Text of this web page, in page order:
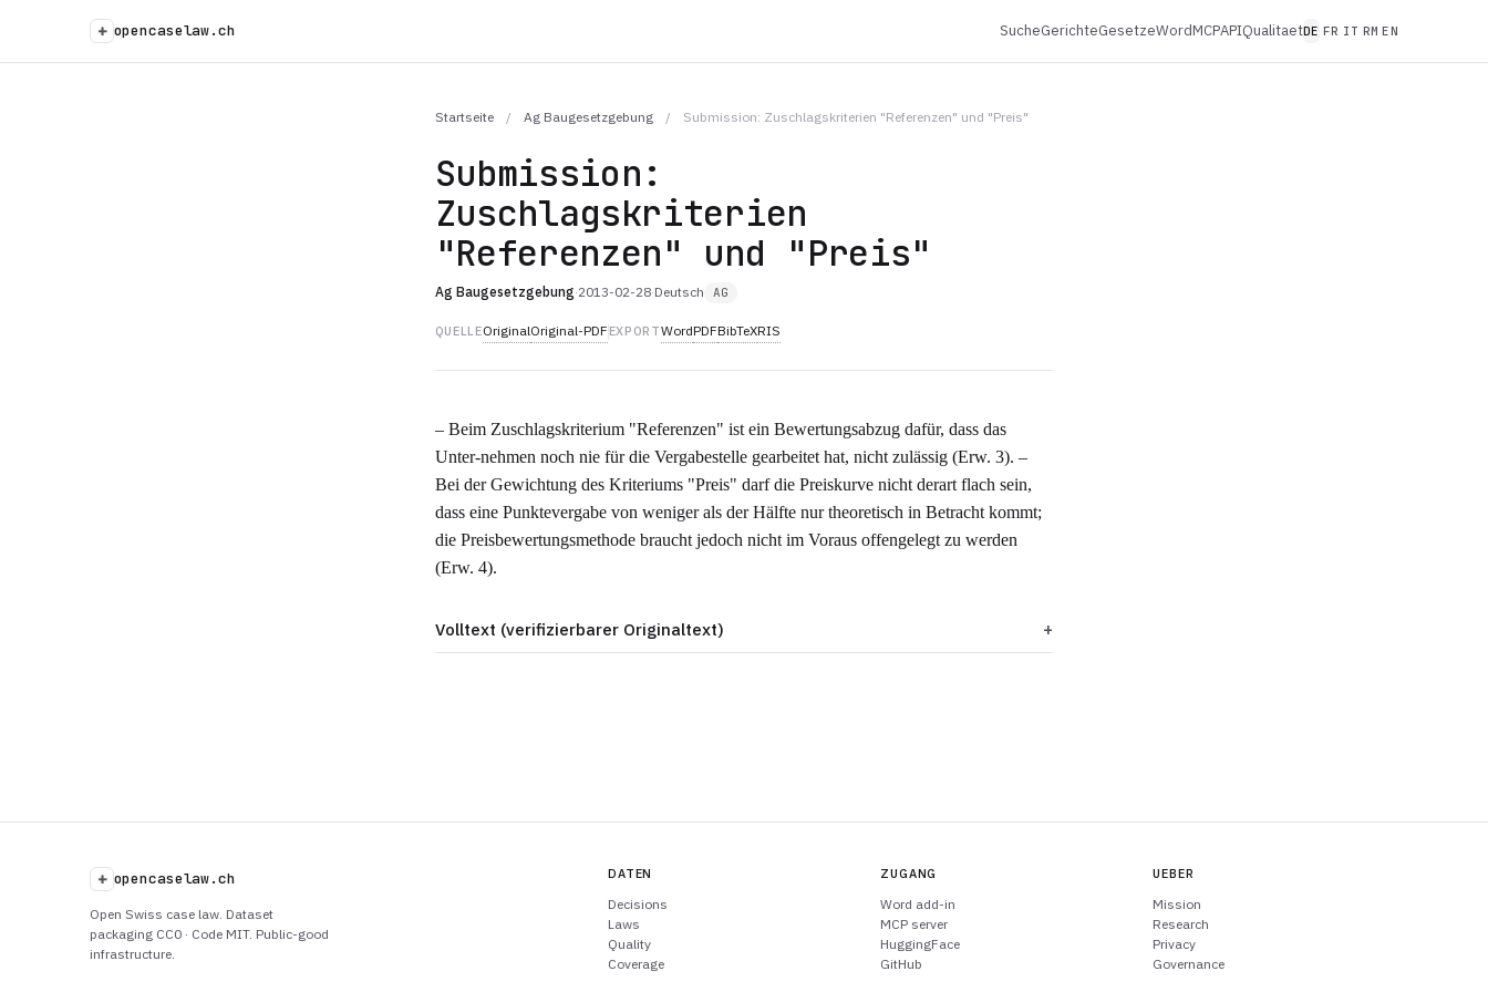
+ opencaselaw.ch SucheGerichteGesetzeWordMCPAPIQualitaetDE FR IT RM EN
Startseite / Ag Baugesetzgebung / Submission: Zuschlagskriterien "Referenzen" und "Preis"
Submission:
Zuschlagskriterien
"Referenzen" und "Preis"
Ag Baugesetzgebung·2013-02-28·Deutsch AG
QUELLEOriginalOriginal-PDF EXPORTWordPDFBibTeXRIS
– Beim Zuschlagskriterium "Referenzen" ist ein Bewertungsabzug dafür, dass das
Unter-nehmen noch nie für die Vergabestelle gearbeitet hat, nicht zulässig (Erw. 3). –
Bei der Gewichtung des Kriteriums "Preis" darf die Preiskurve nicht derart flach sein,
dass eine Punktevergabe von weniger als der Hälfte nur theoretisch in Betracht kommt;
die Preisbewertungsmethode braucht jedoch nicht im Voraus offengelegt zu werden
(Erw. 4).
Volltext (verifizierbarer Originaltext)
+ opencaselaw.ch
Open Swiss case law. Dataset
packaging CC0 · Code MIT. Public-good
infrastructure.
DATEN
Decisions
Laws
Quality
Coverage
ZUGANG
Word add-in
MCP server
HuggingFace
GitHub
UEBER
Mission
Research
Privacy
Governance